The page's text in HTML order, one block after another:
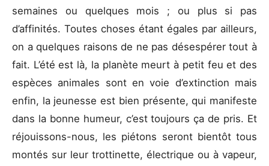
semaines ou quelques mois ; ou plus si pas
d’affinités. Toutes choses étant égales par ailleurs,
on a quelques raisons de ne pas désespérer tout à
fait. L’été est là, la planète meurt à petit feu et des
espèces animales sont en voie d’extinction mais
enfin, la jeunesse est bien présente, qui manifeste
dans la bonne humeur, c’est toujours ça de pris. Et
réjouissons-nous, les piétons seront bientôt tous
montés sur leur trottinette, électrique ou à vapeur,